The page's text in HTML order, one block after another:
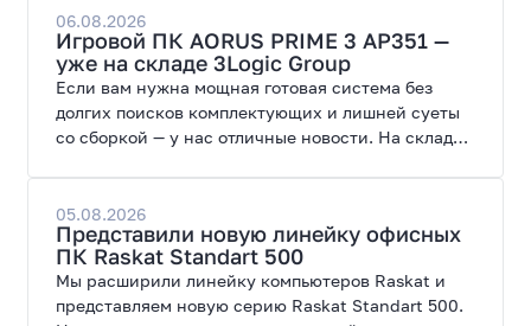
06.08.2026
Игровой ПК AORUS PRIME 3 AP351 —
уже на складе 3Logic Group
Если вам нужна мощная готовая система без
долгих поисков комплектующих и лишней суеты
со сборкой — у нас отличные новости. На склад
современных игр и работы с нейросетями.
05.08.2026
Представили новую линейку офисных
ПК Raskat Standart 500
Мы расширили линейку компьютеров Raskat и
представляем новую серию Raskat Standart 500.